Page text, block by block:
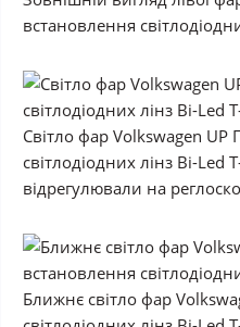
встановлення
Світло фар Volkswagen UP
світлодіодних лінз Bi-Led
відрегулювали на
Ближнє світло фар